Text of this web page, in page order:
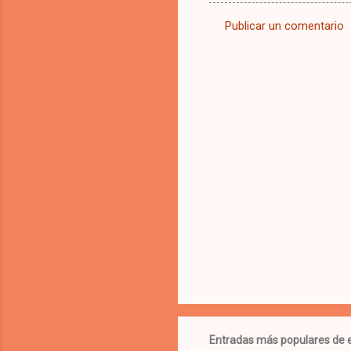
Publicar un comentario
Entradas más populares de